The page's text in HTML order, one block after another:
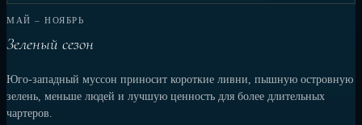
МАЙ – НОЯБРЬ
Зеленый сезон
Юго-западный муссон приносит короткие ливни, пышную островную
зелень, меньше людей и лучшую ценность для более длительных
чартеров.